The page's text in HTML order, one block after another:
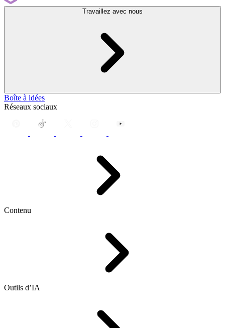
Travaillez avec nous
Boîte à idées
Réseaux sociaux
Contenu
Outils d’IA